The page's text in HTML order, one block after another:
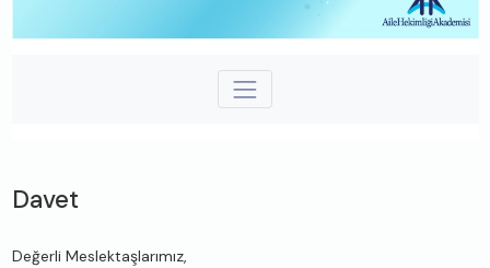
Davet
Değerli Meslektaşlarımız,